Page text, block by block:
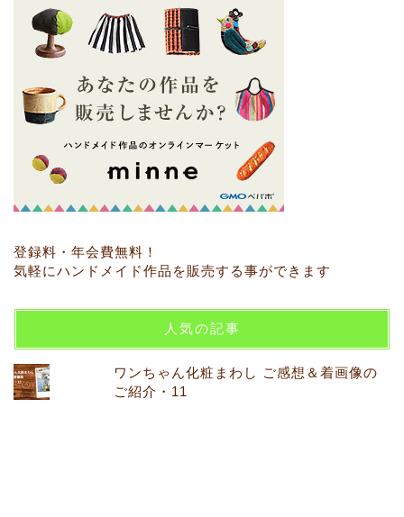
登録料・年会費無料！
気軽にハンドメイド作品を販売する事ができます
人気の記事
ワンちゃん化粧まわし ご感想＆着画像の
ご紹介・11